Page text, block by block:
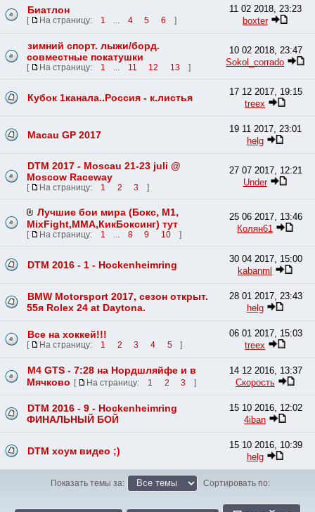
Биатлон
[ На страницу: 1 ... 4 5 6 ]
11 02 2018, 23:23
boxter
зимний спорт. лыжи/борд.
совместные покатушки
[ На страницу: 1 ... 11 12 13 ]
10 02 2018, 23:47
Sokol_corrado
Кубок 1канала..Россия - к.листья
17 12 2017, 19:15
treex
Macau GP 2017
19 11 2017, 23:01
helg
DTM 2017 - Moscau 21-23 juli @
Moscow Raceway
[ На страницу: 1 2 3 ]
27 07 2017, 12:21
Under
Лучшие бои мира (Бокс, М1,
MixFight,MMA,КикБоксинг) тут
[ На страницу: 1 ... 8 9 10 ]
25 06 2017, 13:46
Колян61
DTM 2016 - 1 - Hockenheimring
30 04 2017, 15:00
kabanml
BMW Motorsport 2017, сезон открыт.
55я Rolex 24 at Daytona.
28 01 2017, 23:43
helg
Все на хоккей!!!
[ На страницу: 1 2 3 4 5 ]
06 01 2017, 15:03
treex
M4 GTS - 7:28 на Нордшляйфе и в
Мячково [ На страницу: 1 2 3 ]
14 12 2016, 13:37
Скорость
DTM 2016 - 9 - Hockenheimring
ФИНАЛЬНЫЙ БОЙ
15 10 2016, 12:02
4iban
DTM хоум видео ;)
15 10 2016, 10:39
helg
Показать темы за: Сортировать по: